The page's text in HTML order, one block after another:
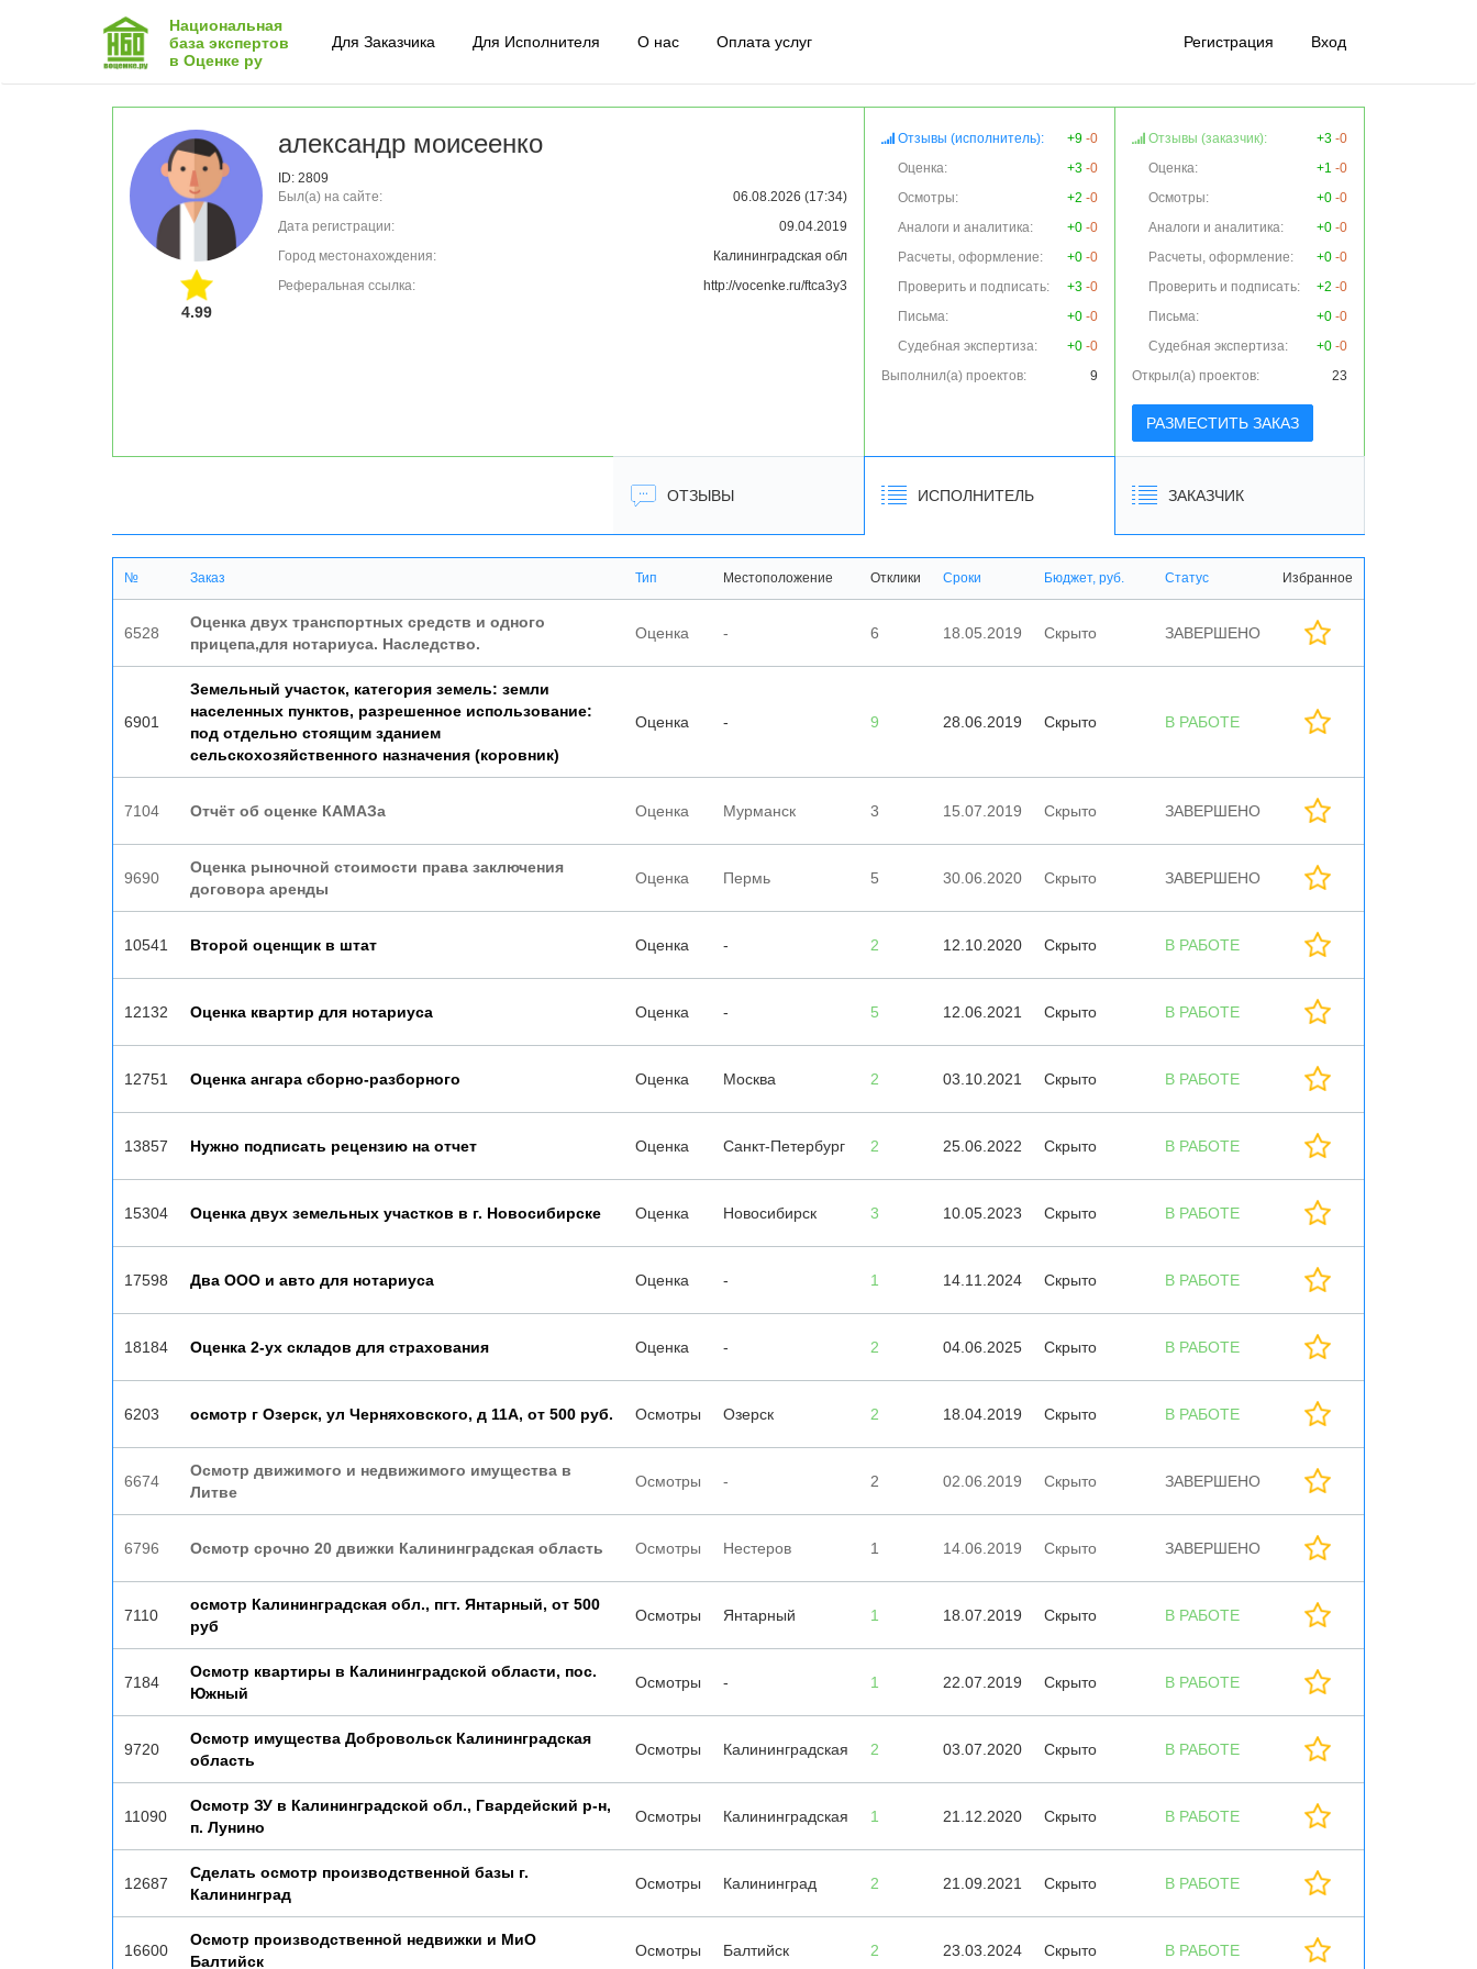
Национальная
база экспертов
в Оценке ру
Для Заказчика Для Исполнителя О нас Оплата услуг Регистрация Вход
4.99
александр моисеенко
ID: 2809
Был(а) на сайте:
06.08.2026 (17:34)
Дата регистрации:
09.04.2019
Город местонахождения:
Калининградская обл
Реферальная ссылка:
http://vocenke.ru/ftca3y3
Отзывы (исполнитель): +9 -0
Оценка:
+3 -0
Осмотры:
+2 -0
Аналоги и аналитика:
+0 -0
Расчеты, оформление:
+0 -0
Проверить и подписать:
+3 -0
Письма:
+0 -0
Судебная экспертиза:
+0 -0
Выполнил(а) проектов:
9
Отзывы (заказчик): +3 -0
Оценка:
+1 -0
Осмотры:
+0 -0
Аналоги и аналитика:
+0 -0
Расчеты, оформление:
+0 -0
Проверить и подписать:
+2 -0
Письма:
+0 -0
Судебная экспертиза:
+0 -0
Открыл(а) проектов:
23
РАЗМЕСТИТЬ ЗАКАЗ
ОТЗЫВЫ ИСПОЛНИТЕЛЬ ЗАКАЗЧИК
№ Заказ Тип Местоположение Отклики Сроки Бюджет, руб. Статус Избранное
6528
Оценка двух транспортных средств и одного
прицепа,для нотариуса. Наследство.
Оценка - 6 18.05.2019 Скрыто ЗАВЕРШЕНО
6901
Земельный участок, категория земель: земли
населенных пунктов, разрешенное использование:
под отдельно стоящим зданием
сельскохозяйственного назначения (коровник)
Оценка - 9 28.06.2019 Скрыто В РАБОТЕ
7104 Отчёт об оценке КАМАЗа Оценка Мурманск 3 15.07.2019 Скрыто ЗАВЕРШЕНО
9690
Оценка рыночной стоимости права заключения
договора аренды
Оценка Пермь 5 30.06.2020 Скрыто ЗАВЕРШЕНО
10541 Второй оценщик в штат Оценка - 2 12.10.2020 Скрыто В РАБОТЕ
12132 Оценка квартир для нотариуса Оценка - 5 12.06.2021 Скрыто В РАБОТЕ
12751 Оценка ангара сборно-разборного Оценка Москва 2 03.10.2021 Скрыто В РАБОТЕ
13857 Нужно подписать рецензию на отчет Оценка Санкт-Петербург 2 25.06.2022 Скрыто В РАБОТЕ
15304 Оценка двух земельных участков в г. Новосибирске Оценка Новосибирск 3 10.05.2023 Скрыто В РАБОТЕ
17598 Два ООО и авто для нотариуса Оценка - 1 14.11.2024 Скрыто В РАБОТЕ
18184 Оценка 2-ух складов для страхования Оценка - 2 04.06.2025 Скрыто В РАБОТЕ
6203 осмотр г Озерск, ул Черняховского, д 11А, от 500 руб. Осмотры Озерск 2 18.04.2019 Скрыто В РАБОТЕ
6674
Осмотр движимого и недвижимого имущества в
Литве
Осмотры - 2 02.06.2019 Скрыто ЗАВЕРШЕНО
6796 Осмотр срочно 20 движки Калининградская область Осмотры Нестеров 1 14.06.2019 Скрыто ЗАВЕРШЕНО
7110
осмотр Калининградская обл., пгт. Янтарный, от 500
руб
Осмотры Янтарный 1 18.07.2019 Скрыто В РАБОТЕ
7184
Осмотр квартиры в Калининградской области, пос.
Южный
Осмотры - 1 22.07.2019 Скрыто В РАБОТЕ
9720
Осмотр имущества Добровольск Калининградская
область
Осмотры Калининградская 2 03.07.2020 Скрыто В РАБОТЕ
11090
Осмотр ЗУ в Калининградской обл., Гвардейский р-н,
п. Лунино
Осмотры Калининградская 1 21.12.2020 Скрыто В РАБОТЕ
12687
Сделать осмотр производственной базы г.
Калининград
Осмотры Калининград 2 21.09.2021 Скрыто В РАБОТЕ
16600
Осмотр производственной недвижки и МиО
Балтийск
Осмотры Балтийск 2 23.03.2024 Скрыто В РАБОТЕ